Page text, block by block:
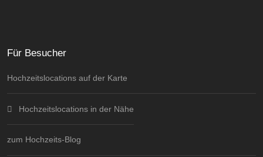
Für Besucher
Hochzeitslocations auf der Karte
Hochzeitslocations in der Nähe
zum Hochzeits-Blog